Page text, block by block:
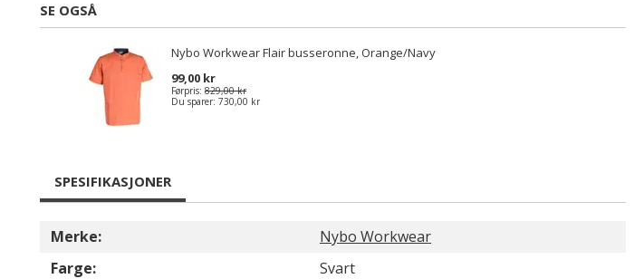
SE OGSÅ
Nybo Workwear Flair busseronne, Orange/Navy
99,00 kr
Førpris: 829,00 kr
Du sparer: 730,00 kr
SPESIFIKASJONER
Merke:
Nybo Workwear
Farge:
Svart